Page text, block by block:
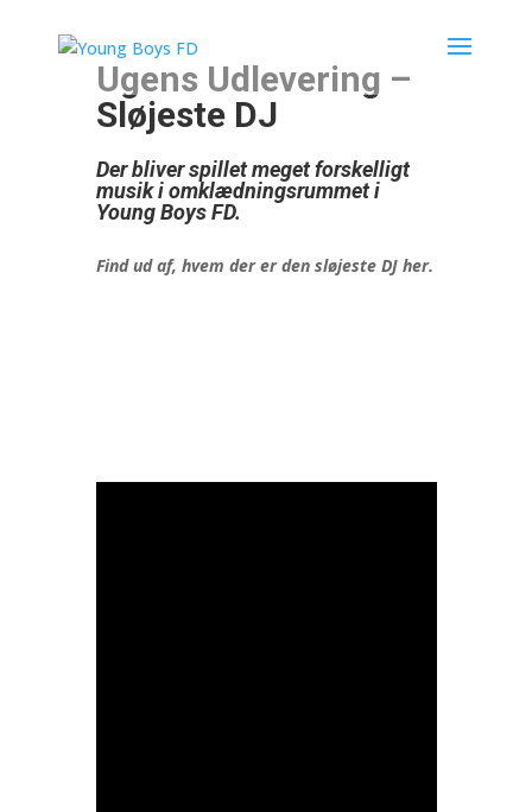
Ugens Udlevering –
Sløjeste DJ
Der bliver spillet meget forskelligt
musik i omklædningsrummet i
Young Boys FD.
Find ud af, hvem der er den sløjeste DJ her.